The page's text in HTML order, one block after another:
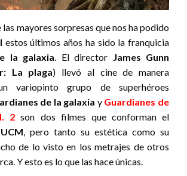
las mayores sorpresas que nos ha podido
estos últimos años ha sido la franquicia
la galaxia . El director
James Gunn
La plaga) llevó al cine de manera
variopinto grupo de superhéroes
de la galaxia y Guardianes de
2 son dos filmes que conforman el
UCM , pero tanto su estética como su
de lo visto en los metrajes de otros
Y esto es lo que las hace únicas.